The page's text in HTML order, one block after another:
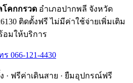
โคกกรวด อำเภอปากพลี จังหวัด
ติดตั้งฟรี ไม่มีค่าใช้จ่ายเพิ่มเติม
มให้บริการ
ร 066-121-4430
· ฟรีค่าเดินสาย · ยืมอุปกรณ์ฟรี